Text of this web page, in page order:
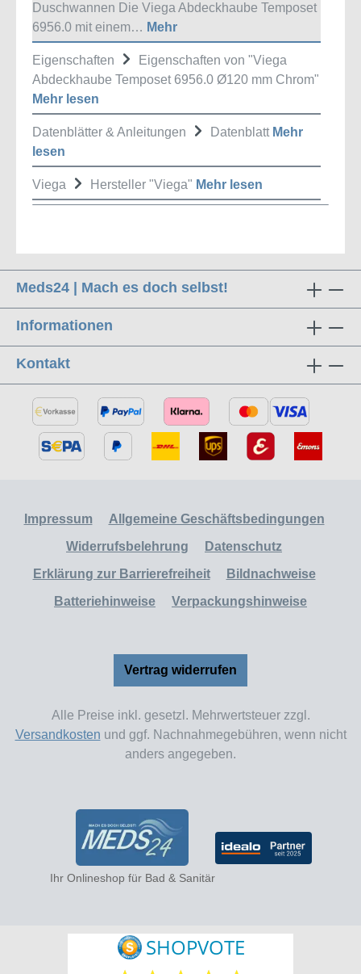
Duschwannen Die Viega Abdeckhaube Temposet
6956.0 mit einem… Mehr
Eigenschaften
Eigenschaften von "Viega
Abdeckhaube Temposet 6956.0 Ø120 mm Chrom"
Mehr lesen
Datenblätter & Anleitungen Datenblatt Mehr
lesen
Viega Hersteller "Viega" Mehr lesen
Meds24 | Mach es doch selbst!
Informationen
Kontakt
Impressum
Allgemeine Geschäftsbedingungen
Widerrufsbelehrung
Datenschutz
Erklärung zur Barrierefreiheit
Bildnachweise
Batteriehinweise
Verpackungshinweise
Vertrag widerrufen
Alle Preise inkl. gesetzl. Mehrwertsteuer zzgl.
Versandkosten und ggf. Nachnahmegebühren, wenn nicht
anders angegeben.
Ihr Onlineshop für Bad & Sanitär